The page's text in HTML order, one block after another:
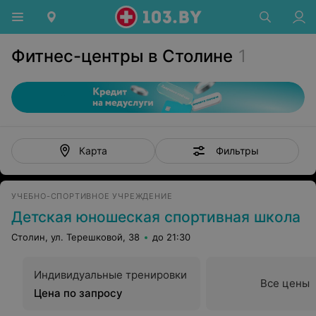
Фитнес-центры в Столине 1
Карта Фильтры
УЧЕБНО-СПОРТИВНОЕ УЧРЕЖДЕНИЕ
Детская юношеская спортивная школа
Столин, ул. Терешковой, 38 до 21:30
Индивидуальные тренировки
Цена по запросу
Все цены